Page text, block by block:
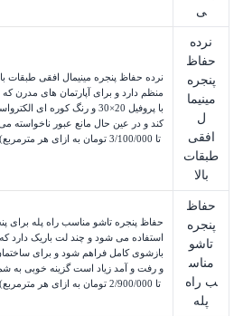
ی
نرده
حفاظ
پنجره
مینیما
ل
افقی
طبقات
بالا
نرده حفاظ پنجره مینیمال افقی
منظم دارد و برای آپارتمان های مدرن
با پروفیل 20×30 و رنگ کوره
کند و در عین حال مانع عبور ناخواسته
تا 3/100/000 تومان به ازای هر مترمربع).
حفاظ
پنجره
تاشو
مناس
ب راه
پله
حفاظ پنجره تاشو مناسب راه پله برای
استفاده می شود و چند لت باریک دارد
بازشوی کامل فراهم شود و برای
و رفت و آمد زیاد است گزینه خوبی به
تا 2/900/000 تومان به ازای هر مترمربع).